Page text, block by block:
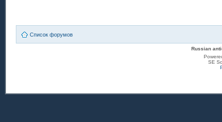
Список форумов
Russian
SE